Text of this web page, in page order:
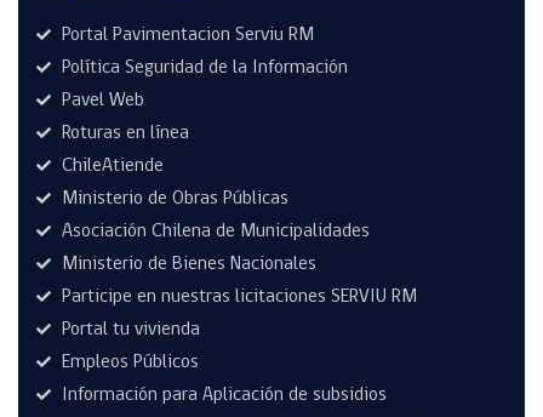
Portal Pavimentacion Serviu RM
Política Seguridad de la Información
Pavel Web
Roturas en línea
ChileAtiende
Ministerio de Obras Públicas
Asociación Chilena de Municipalidades
Ministerio de Bienes Nacionales
Participe en nuestras licitaciones SERVIU RM
Portal tu vivienda
Empleos Públicos
Información para Aplicación de subsidios